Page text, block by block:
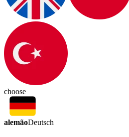
choose
alemãoDeutsch